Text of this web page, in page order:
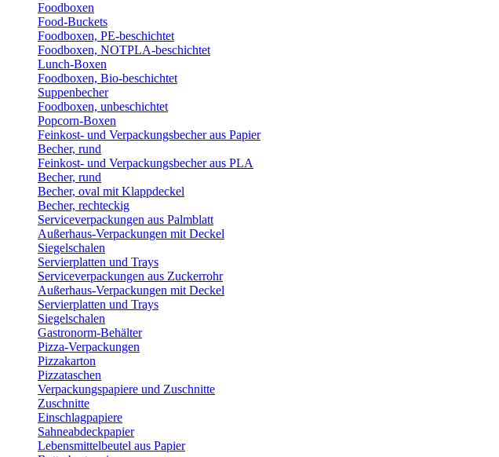
Foodboxen
Food-Buckets
Foodboxen, PE-beschichtet
Foodboxen, NOTPLA-beschichtet
Lunch-Boxen
Foodboxen, Bio-beschichtet
Suppenbecher
Foodboxen, unbeschichtet
Popcorn-Boxen
Feinkost- und Verpackungsbecher aus Papier
Becher, rund
Feinkost- und Verpackungsbecher aus PLA
Becher, rund
Becher, oval mit Klappdeckel
Becher, rechteckig
Serviceverpackungen aus Palmblatt
Außerhaus-Verpackungen mit Deckel
Siegelschalen
Servierplatten und Trays
Serviceverpackungen aus Zuckerrohr
Außerhaus-Verpackungen mit Deckel
Servierplatten und Trays
Siegelschalen
Gastronorm-Behälter
Pizza-Verpackungen
Pizzakarton
Pizzataschen
Verpackungspapiere und Zuschnitte
Zuschnitte
Einschlagpapiere
Sahneabdeckpapier
Lebensmittelbeutel aus Papier